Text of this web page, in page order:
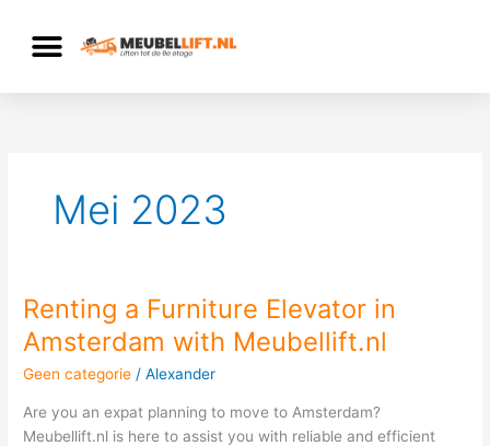
Mei 2023
Renting a Furniture Elevator in
Amsterdam with Meubellift.nl
Geen categorie /Alexander
Are you an expat planning to move to Amsterdam?
Meubellift.nl is here to assist you with reliable and efficient
Renting
a
Furniture
Elevator
Amsterdam